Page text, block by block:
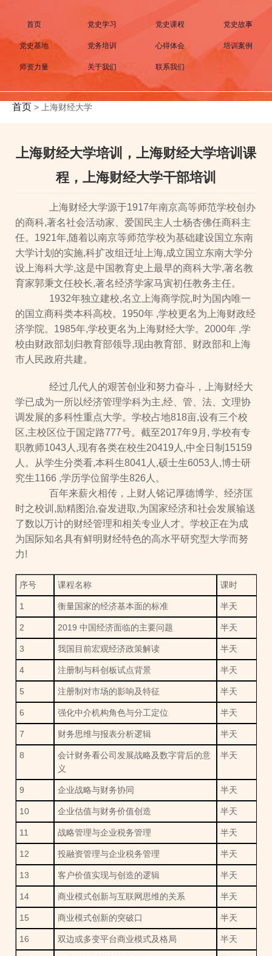
首页 党史学习 党史课程 党史故事
党史基地 党务培训 心得体会 培训案例
师资力量 关于我们 联系我们
首页 > 上海财经大学
上海财经大学培训，上海财经大学培训课
程，上海财经大学干部培训
上海财经大学源于1917年南京高等师范学校创办
的商科,著名社会活动家、爱国民主人士杨杏佛任商科主
任。1921年,随着以南京等师范学校为基础建设国立东南
大学计划的实施,科扩改组迁址上海,成立国立东南大学分
设上海科大学,这是中国教育史上最早的商科大学,著名教
育家郭秉文任校长,著名经济学家马寅初任教务主任。
1932年独立建校,名立上海商学院,时为国内唯一
的国立商科类本科高校。1950年 ,学校更名为上海财政经
济学院。1985年,学校更名为上海财经大学。2000年 ,学
校由财政部划归教育部领导,现由教育部、财政部和上海
市人民政府共建。
经过几代人的艰苦创业和努力奋斗，上海财经大
学已成为一所以经济管理学科为主,经、管、法、文理协
调发展的多科性重点大学。学校占地818亩,设有三个校
区,主校区位于国定路777号。截至2017年9月, 学校有专
职教师1043人,现有各类在校生20419人,中全日制15159
人。从学生分类看,本科生8041人,硕士生6053人,博士研
究生1166 ,学历学位留学生826人。
百年来薪火相传，上财人铭记厚德博学、经济匡
时之校训,励精图治,奋发进取,为国家经济和社会发展输送
了数以万计的财经管理和相关专业人才。学校正在为成
为国际知名具有鲜明财经特色的高水平研究型大学而努
力!
序号 课程名称 课时
1 衡量国家的经济基本面的标准 半天
2 2019 中国经济面临的主要问题 半天
3 我国目前宏观经济政策解读 半天
4 注册制与科创板试点背景 半天
5 注册制对市场的影响及特征 半天
6 强化中介机构角色与分工定位 半天
7 财务思维与报表分析逻辑 半天
8
会计财务看公司发展战略及数字背后的意
义
半天
9 企业战略与财务协同 半天
10 企业估值与财务价值创造 半天
11 战略管理与企业税务管理 半天
12 投融资管理与企业税务管理 半天
13 客户价值实现与创造的逻辑 半天
14 商业模式创新与互联网思维的关系 半天
15 商业模式创新的突破口 半天
16 双边或多变平台商业模式及格局 半天